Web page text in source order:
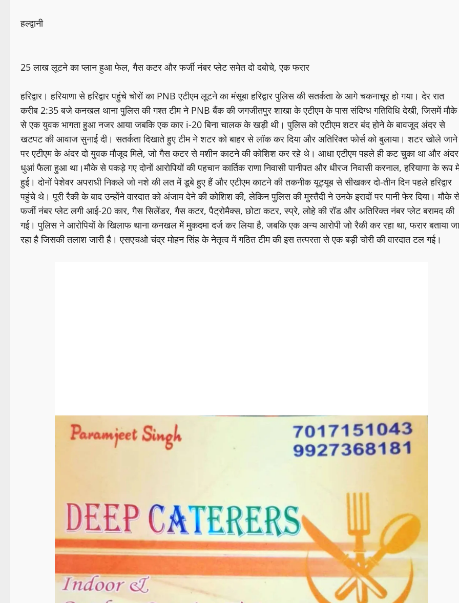
हल्द्वानी
25 लाख लूटने का प्लान हुआ फेल, गैस कटर और फर्जी नंबर प्लेट समेत दो दबोचे, एक फरार
हरिद्वार। हरियाणा से हरिद्वार पहुंचे चोरों का PNB एटीएम लूटने का मंसूबा हरिद्वार पुलिस की सतर्कता के आगे चकनाचूर हो गया। देर रात
करीब 2:35 बजे कनखल थाना पुलिस की गश्त टीम ने PNB बैंक की जगजीतपुर शाखा के एटीएम के पास संदिग्ध गतिविधि देखी, जिसमें मौके
से एक युवक भागता हुआ नजर आया जबकि एक कार i-20 बिना चालक के खड़ी थी। पुलिस को एटीएम शटर बंद होने के बावजूद अंदर से
खटपट की आवाज सुनाई दी। सतर्कता दिखाते हुए टीम ने शटर को बाहर से लॉक कर दिया और अतिरिक्त फोर्स को बुलाया। शटर खोले जाने
पर एटीएम के अंदर दो युवक मौजूद मिले, जो गैस कटर से मशीन काटने की कोशिश कर रहे थे। आधा एटीएम पहले ही कट चुका था और अंदर
धुआं फैला हुआ था।मौके से पकड़े गए दोनों आरोपियों की पहचान कार्तिक राणा निवासी पानीपत और धीरज निवासी करनाल, हरियाणा के रूप
हुई। दोनों पेशेवर अपराधी निकले जो नशे की लत में डूबे हुए हैं और एटीएम काटने की तकनीक यूट्यूब से सीखकर दो-तीन दिन पहले हरिद्वार
पहुंचे थे। पूरी रैकी के बाद उन्होंने वारदात को अंजाम देने की कोशिश की, लेकिन पुलिस की मुस्तैदी ने उनके इरादों पर पानी फेर दिया। मौके
फर्जी नंबर प्लेट लगी आई-20 कार, गैस सिलेंडर, गैस कटर, पैट्रोमैक्स, छोटा कटर, स्प्रे, लोहे की रॉड और अतिरिक्त नंबर प्लेट बरामद की
गई। पुलिस ने आरोपियों के खिलाफ थाना कनखल में मुकदमा दर्ज कर लिया है, जबकि एक अन्य आरोपी जो रैकी कर रहा था, फरार बताया जा
रहा है जिसकी तलाश जारी है। एसएचओ चंद्र मोहन सिंह के नेतृत्व में गठित टीम की इस तत्परता से एक बड़ी चोरी की वारदात टल गई।